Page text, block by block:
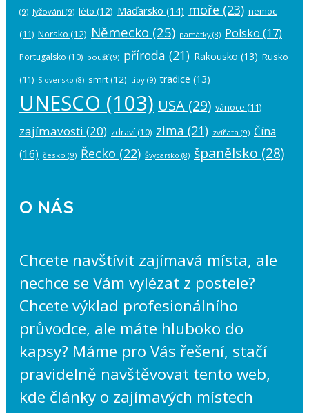
(9) lyžování (9) léto (12) Maďarsko (14) moře (23) nemoc
(11) Norsko (12) Německo (25) památky(8) Polsko (17)
Portugalsko (10) poušť(9) příroda (21) Rakousko (13) Rusko
(11) Slovensko (8) smrt(12) tipy (9) tradice (13)
UNESCO (103) USA (29) vánoce (11)
zajímavosti (20) zdraví (10) zima (21) zvířata (9) Čína
(16) česko (9) Řecko (22) Švýcarsko (8) španělsko (28)
O NÁS
Chcete navštívit zajímavá místa, ale
nechce se Vám vylézat z postele?
Chcete výklad profesionálního
průvodce, ale máte hluboko do
kapsy? Máme pro Vás řešení, stačí
pravidelně navštěvovat tento web,
kde články o zajímavých místech